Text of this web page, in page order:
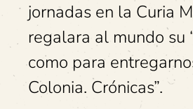
jornadas en la Curia
regalara al mundo su
como para
Colonia. Crónicas”.